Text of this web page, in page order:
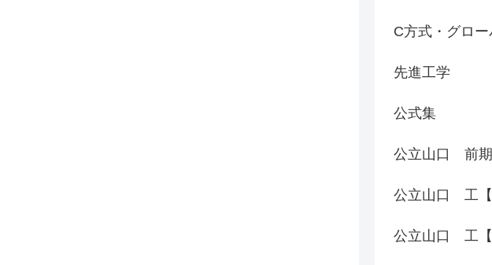
C方式・グロ
先進工学
公式集
公立山口 前期
公立山口 工【
公立山口 工【